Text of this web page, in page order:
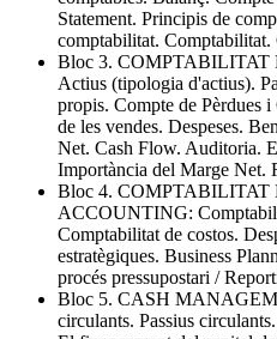
Statement. Principis de
comptabilitat.
Bloc 3. COMPTABILITAT
Actius (tipologia d'actius).
propis. Compte de Pèrdues
de les vendes. Despeses.
Net. Cash Flow. Auditoria.
Importància del Marge Net.
Bloc 4.
ACCOUNTING:
Comptabilitat de costos.
estratègiques. Business
procés pressupostari /
Bloc 5. CASH
circulants. Passius